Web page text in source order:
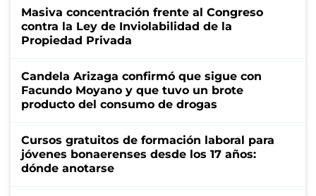
Masiva concentración frente al Congreso
contra la Ley de Inviolabilidad de la
Propiedad Privada
Candela Arizaga confirmó que sigue con
Facundo Moyano y que tuvo un brote
producto del consumo de drogas
Cursos gratuitos de formación laboral para
jóvenes bonaerenses desde los 17 años:
dónde anotarse